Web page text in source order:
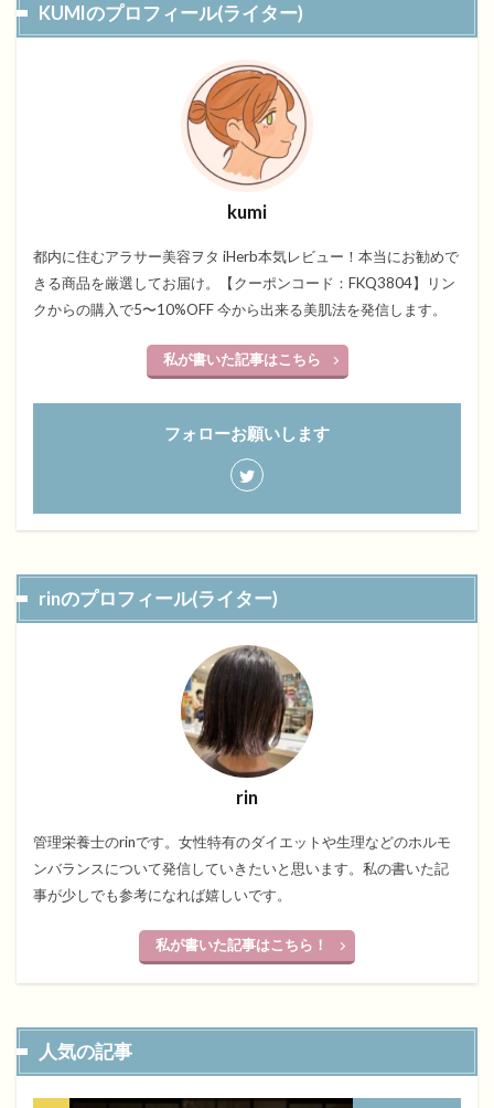
KUMIのプロフィール(ライター)
kumi
都内に住むアラサー美容ヲタ iHerb本気レビュー！本当にお勧めで
きる商品を厳選してお届け。【クーポンコード：FKQ3804】リン
クからの購入で5〜10%OFF 今から出来る美肌法を発信します。
私が書いた記事はこちら
フォローお願いします
rinのプロフィール(ライター)
rin
管理栄養士のrinです。女性特有のダイエットや生理などのホルモ
ンバランスについて発信していきたいと思います。私の書いた記
事が少しでも参考になれば嬉しいです。
私が書いた記事はこちら！
人気の記事